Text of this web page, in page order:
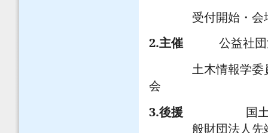
受付開始
2.主催
公益社
土木情報学
会
3.後援
国
般財団法人